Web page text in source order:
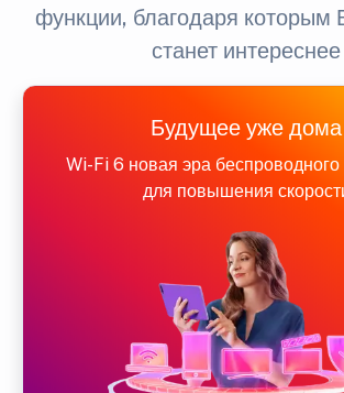
функции, благодаря которым
станет интереснее
Будущее уже дома
Wi-Fi 6 новая эра беспроводного
для повышения